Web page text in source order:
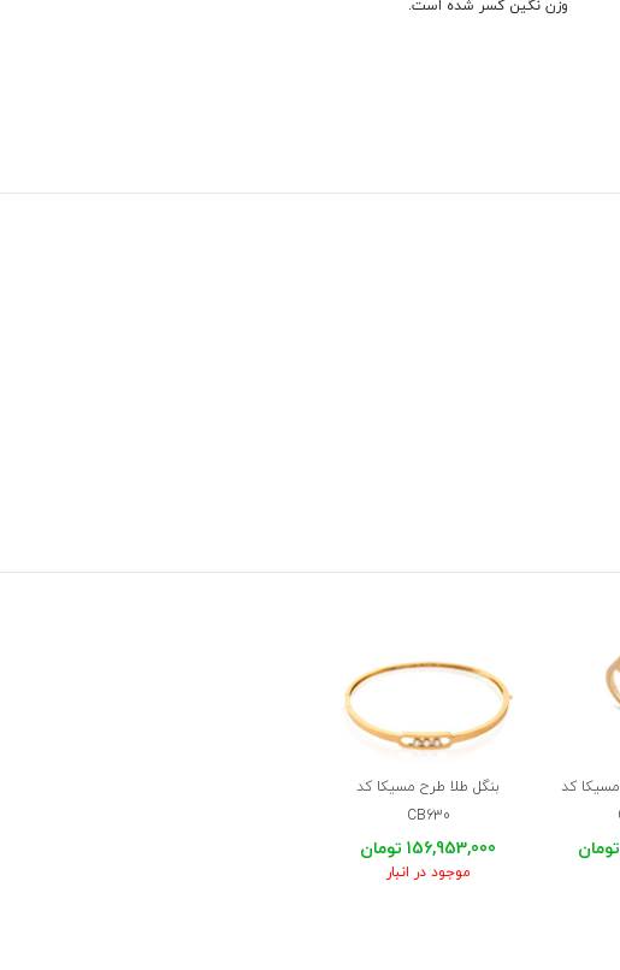
وزن نگین کسر شده است.
کد
بنگل طلا طرح مسیکا کد
CB630
156,953,000 تومان
موجود در انبار